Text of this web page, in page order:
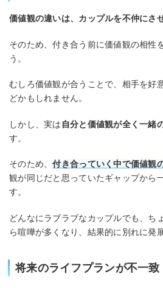
価値観の違いは、カップルを不仲にさ
そのため、付き合う前に価値観の相性
う。
むしろ価値観が合うことで、相手を好
どかもしれません。
しかし、実は 自分と価値観が全く一緒
す。
そのため、付き合っていく中で価値観
観が同じだと思っていたギャップから
す。
どんなにラブラブなカップルでも、ち
ら喧嘩が多くなり、結果的に別れに発
将来のライフプランが不一致